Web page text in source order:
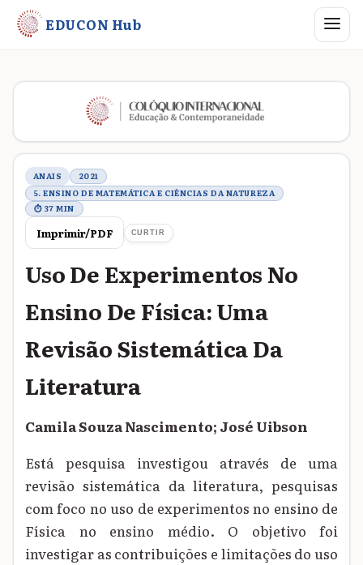
EDUCON Hub Abrir
Metadados do trabalho
ANAIS
2021
5. ENSINO DE MATEMÁTICA E CIÊNCIAS DA NATUREZA
⏱ 37 MIN
Imprimir/PDF CURTIR
Uso De Experimentos No
Ensino De Física: Uma
Revisão Sistemática Da
Literatura
Camila Souza Nascimento; José Uibson
Está pesquisa investigou através de uma
revisão sistemática da literatura, pesquisas
com foco no uso de experimentos no ensino de
Física no ensino médio. O objetivo foi
investigar as contribuições e limitações do uso